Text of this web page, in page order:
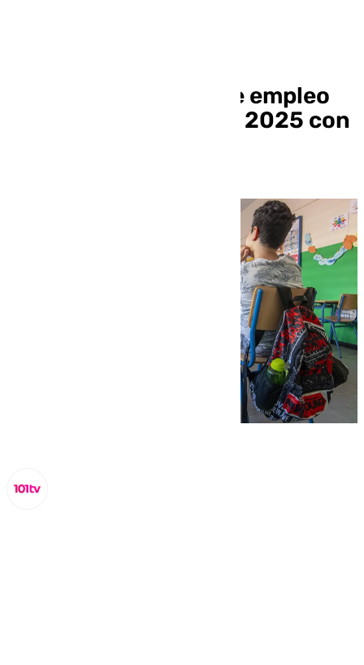
Aprobada la oferta de empleo
público docente para 2025 con